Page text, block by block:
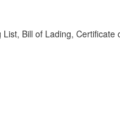
Bill of Lading, Certificate